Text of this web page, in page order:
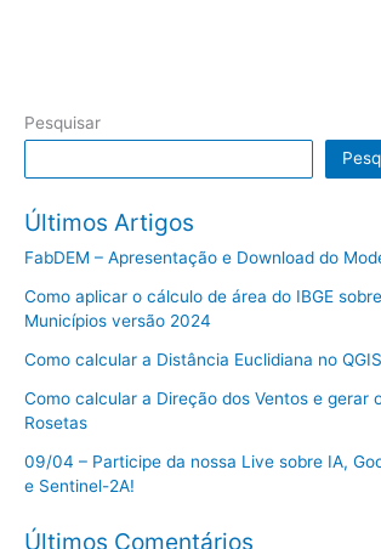
Pesquisar
Últimos Artigos
FabDEM – Apresentação e Download do
Como aplicar o cálculo de área do IBGE
Municípios versão 2024
Como calcular a Distância Euclidiana no QGIS
Como calcular a Direção dos Ventos e gerar
Rosetas
09/04 – Participe da nossa Live sobre IA,
e Sentinel-2A!
Últimos Comentários